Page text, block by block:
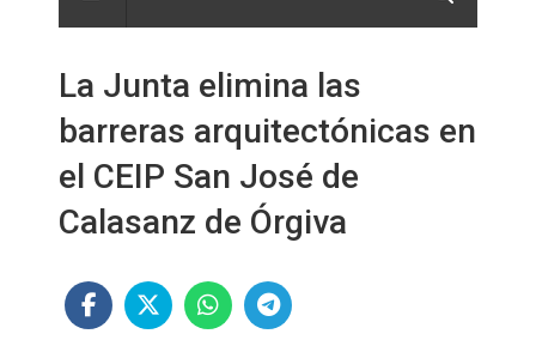
La Junta elimina las
barreras arquitectónicas en
el CEIP San José de
Calasanz de Órgiva